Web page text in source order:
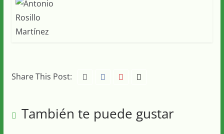
Share This Post:
También te puede gustar